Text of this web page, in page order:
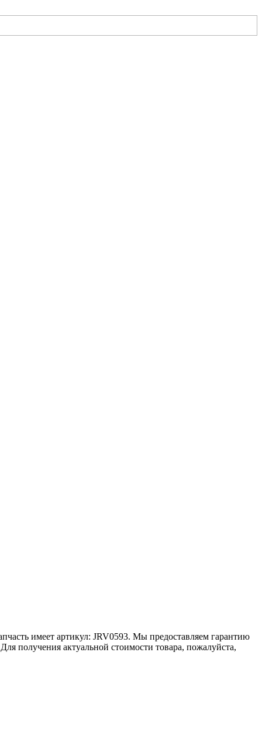
имеет артикул: JRV0593. Мы предоставляем гарантию
получения актуальной стоимости товара, пожалуйста,